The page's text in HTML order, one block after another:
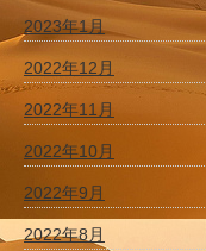
2023年1月
2022年12月
2022年11月
2022年10月
2022年9月
2022年8月